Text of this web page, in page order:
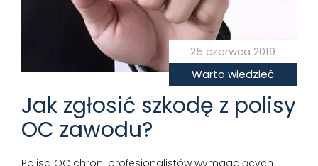
25 czerwca 2019
Warto wiedzieć
Jak zgłosić szkodę z polisy
OC zawodu?
Polisa OC chroni profesjonalistów wymagających